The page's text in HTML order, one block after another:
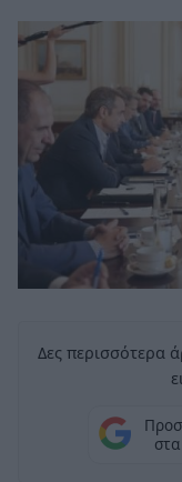
Δες περισσότερα